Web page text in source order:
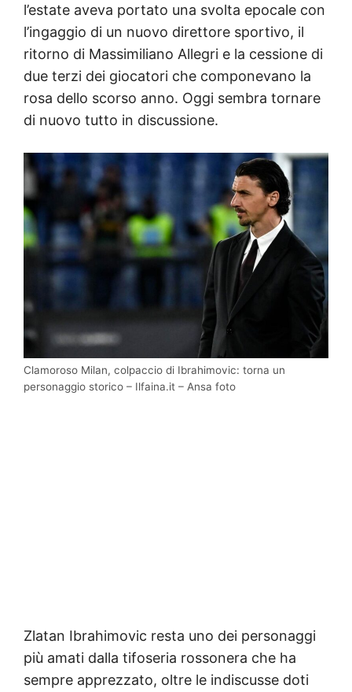
l’estate aveva portato una svolta epocale con
l’ingaggio di un nuovo direttore sportivo, il
ritorno di Massimiliano Allegri e la cessione di
due terzi dei giocatori che componevano la
rosa dello scorso anno. Oggi sembra tornare
di nuovo tutto in discussione.
Clamoroso Milan, colpaccio di Ibrahimovic: torna un
personaggio storico – Ilfaina.it – Ansa foto
Zlatan Ibrahimovic resta uno dei personaggi
più amati dalla tifoseria rossonera che ha
sempre apprezzato, oltre le indiscusse doti